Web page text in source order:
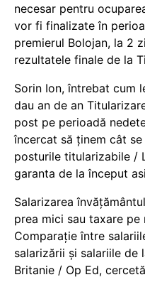
necesar pentru
vor fi finalizate în
premierul Bolojan, la 2
rezultatele finale de la
Sorin Ion, întrebat cum
dau an de an
post pe perioadă
încercat să ținem cât
posturile titularizabile /
garanta de la început
Salarizarea
prea mici sau taxare pe
Comparație între
salarizării și salariile de
Britanie / Op Ed,